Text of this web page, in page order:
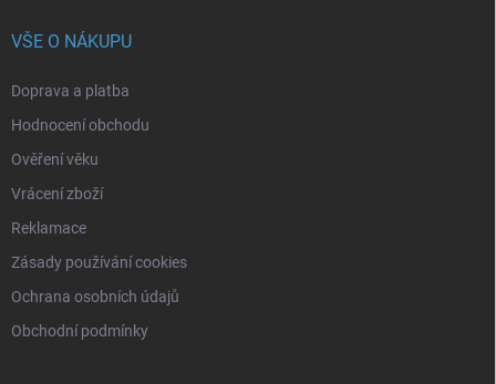
VŠE O NÁKUPU
Doprava a platba
Hodnocení obchodu
Ověření věku
Vrácení zboží
Reklamace
Zásady používání cookies
Ochrana osobních údajů
Obchodní podmínky